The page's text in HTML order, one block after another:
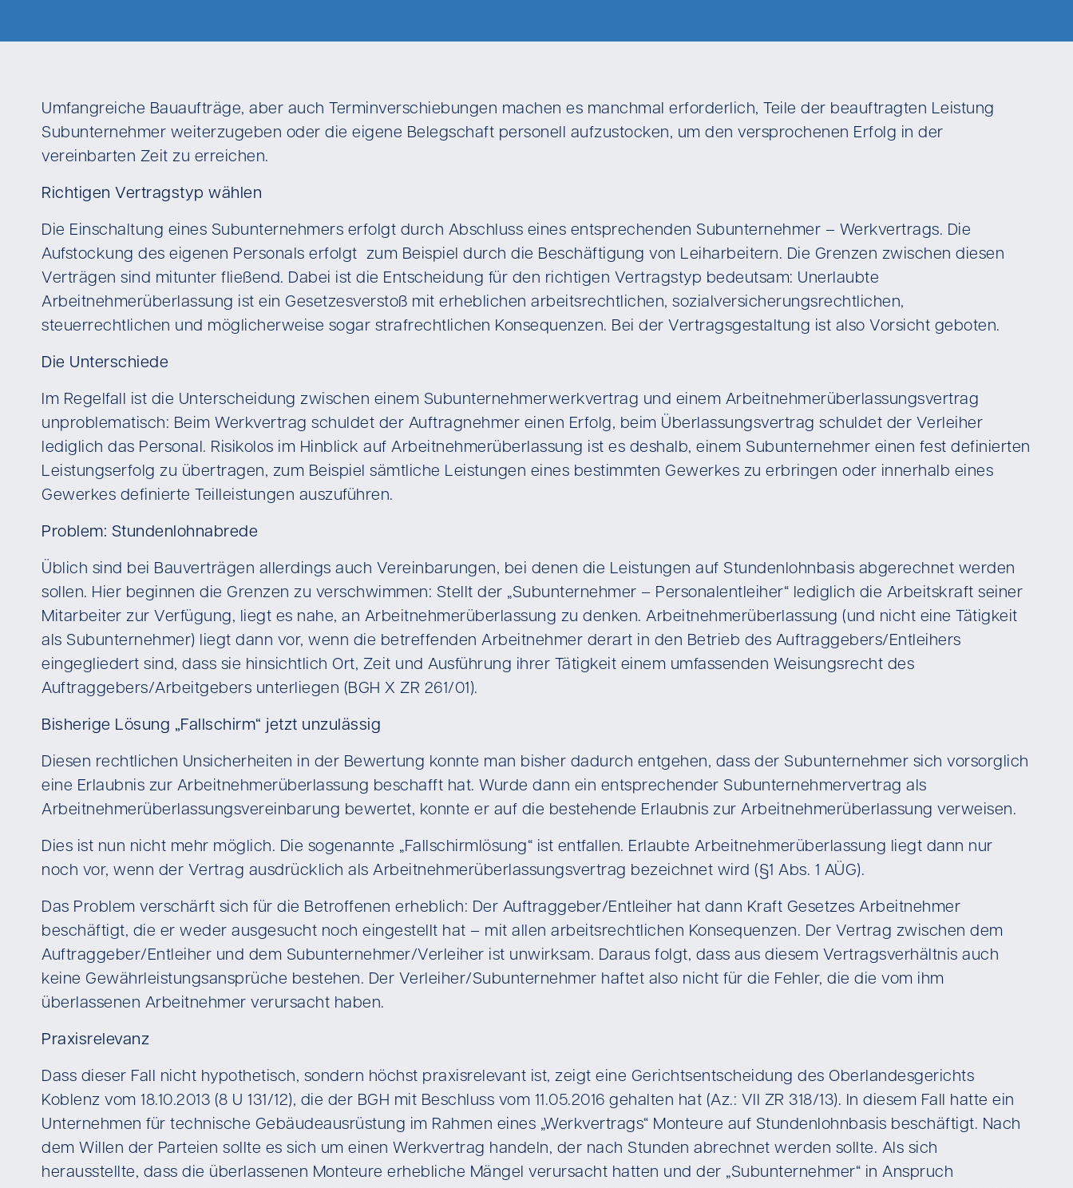
Umfangreiche Bauaufträge, aber auch Terminverschiebungen machen es manchmal erforderlich, Teile der beauftragten Leistung
Subunternehmer weiterzugeben oder die eigene Belegschaft personell aufzustocken, um den versprochenen Erfolg in der
vereinbarten Zeit zu erreichen.
Richtigen Vertragstyp wählen
Die Einschaltung eines Subunternehmers erfolgt durch Abschluss eines entsprechenden Subunternehmer – Werkvertrags. Die
Aufstockung des eigenen Personals erfolgt zum Beispiel durch die Beschäftigung von Leiharbeitern. Die Grenzen zwischen diesen
Verträgen sind mitunter fließend. Dabei ist die Entscheidung für den richtigen Vertragstyp bedeutsam: Unerlaubte
Arbeitnehmerüberlassung ist ein Gesetzesverstoß mit erheblichen arbeitsrechtlichen, sozialversicherungsrechtlichen,
steuerrechtlichen und möglicherweise sogar strafrechtlichen Konsequenzen. Bei der Vertragsgestaltung ist also Vorsicht geboten.
Die Unterschiede
Im Regelfall ist die Unterscheidung zwischen einem Subunternehmerwerkvertrag und einem Arbeitnehmerüberlassungsvertrag
unproblematisch: Beim Werkvertrag schuldet der Auftragnehmer einen Erfolg, beim Überlassungsvertrag schuldet der Verleiher
lediglich das Personal. Risikolos im Hinblick auf Arbeitnehmerüberlassung ist es deshalb, einem Subunternehmer einen fest definierten
Leistungserfolg zu übertragen, zum Beispiel sämtliche Leistungen eines bestimmten Gewerkes zu erbringen oder innerhalb eines
Gewerkes definierte Teilleistungen auszuführen.
Problem: Stundenlohnabrede
Üblich sind bei Bauverträgen allerdings auch Vereinbarungen, bei denen die Leistungen auf Stundenlohnbasis abgerechnet werden
sollen. Hier beginnen die Grenzen zu verschwimmen: Stellt der „Subunternehmer – Personalentleiher“ lediglich die Arbeitskraft seiner
Mitarbeiter zur Verfügung, liegt es nahe, an Arbeitnehmerüberlassung zu denken. Arbeitnehmerüberlassung (und nicht eine Tätigkeit
als Subunternehmer) liegt dann vor, wenn die betreffenden Arbeitnehmer derart in den Betrieb des Auftraggebers/Entleihers
eingegliedert sind, dass sie hinsichtlich Ort, Zeit und Ausführung ihrer Tätigkeit einem umfassenden Weisungsrecht des
Auftraggebers/Arbeitgebers unterliegen (BGH X ZR 261/01).
Bisherige Lösung „Fallschirm“ jetzt unzulässig
Diesen rechtlichen Unsicherheiten in der Bewertung konnte man bisher dadurch entgehen, dass der Subunternehmer sich vorsorglich
eine Erlaubnis zur Arbeitnehmerüberlassung beschafft hat. Wurde dann ein entsprechender Subunternehmervertrag als
Arbeitnehmerüberlassungsvereinbarung bewertet, konnte er auf die bestehende Erlaubnis zur Arbeitnehmerüberlassung verweisen.
Dies ist nun nicht mehr möglich. Die sogenannte „Fallschirmlösung“ ist entfallen. Erlaubte Arbeitnehmerüberlassung liegt dann nur
noch vor, wenn der Vertrag ausdrücklich als Arbeitnehmerüberlassungsvertrag bezeichnet wird (§1 Abs. 1 AÜG).
Das Problem verschärft sich für die Betroffenen erheblich: Der Auftraggeber/Entleiher hat dann Kraft Gesetzes Arbeitnehmer
beschäftigt, die er weder ausgesucht noch eingestellt hat – mit allen arbeitsrechtlichen Konsequenzen. Der Vertrag zwischen dem
Auftraggeber/Entleiher und dem Subunternehmer/Verleiher ist unwirksam. Daraus folgt, dass aus diesem Vertragsverhältnis auch
keine Gewährleistungsansprüche bestehen. Der Verleiher/Subunternehmer haftet also nicht für die Fehler, die die vom ihm
überlassenen Arbeitnehmer verursacht haben.
Praxisrelevanz
Dass dieser Fall nicht hypothetisch, sondern höchst praxisrelevant ist, zeigt eine Gerichtsentscheidung des Oberlandesgerichts
Koblenz vom 18.10.2013 (8 U 131/12), die der BGH mit Beschluss vom 11.05.2016 gehalten hat (Az.: VII ZR 318/13). In diesem Fall hatte ein
Unternehmen für technische Gebäudeausrüstung im Rahmen eines „Werkvertrags“ Monteure auf Stundenlohnbasis beschäftigt. Nach
dem Willen der Parteien sollte es sich um einen Werkvertrag handeln, der nach Stunden abrechnet werden sollte. Als sich
herausstellte, dass die überlassenen Monteure erhebliche Mängel verursacht hatten und der „Subunternehmer“ in Anspruch